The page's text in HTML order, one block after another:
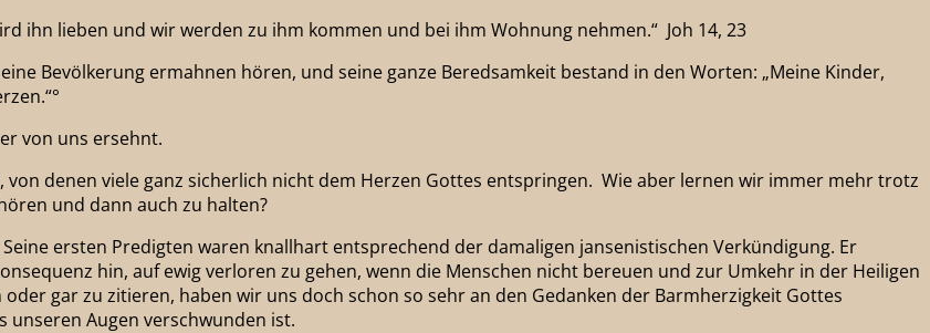
ihn lieben und wir werden zu ihm kommen und bei ihm Wohnung nehmen.“ Joh 14, 23
Bevölkerung ermahnen hören, und seine ganze Beredsamkeit bestand in den Worten: „Meine Kinder,
von uns ersehnt.
denen viele ganz sicherlich nicht dem Herzen Gottes entspringen. Wie aber lernen wir immer mehr trotz
und dann auch zu halten?
ersten Predigten waren knallhart entsprechend der damaligen jansenistischen Verkündigung. Er
hin, auf ewig verloren zu gehen, wenn die Menschen nicht bereuen und zur Umkehr in der Heiligen
gar zu zitieren, haben wir uns doch schon so sehr an den Gedanken der Barmherzigkeit Gottes
unseren Augen verschwunden ist.